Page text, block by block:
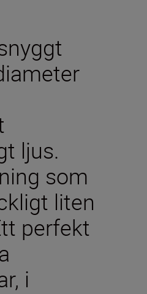
ljus.
som
liten
perfekt
i